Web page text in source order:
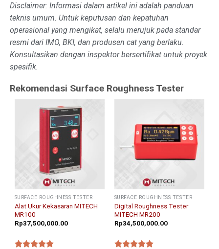
Disclaimer: Informasi dalam artikel ini adalah panduan
teknis umum. Untuk keputusan dan kepatuhan
operasional yang mengikat, selalu merujuk pada standar
resmi dari IMO, BKI, dan produsen cat yang berlaku.
Konsultasikan dengan inspektor bersertifikat untuk proyek
spesifik.
Rekomendasi Surface Roughness Tester
SURFACE ROUGHNESS TESTER
Alat Ukur Kekasaran MITECH
MR100
Rp37,500,000.00
SURFACE ROUGHNESS TESTER
Digital Roughness Tester
MITECH MR200
Rp34,500,000.00